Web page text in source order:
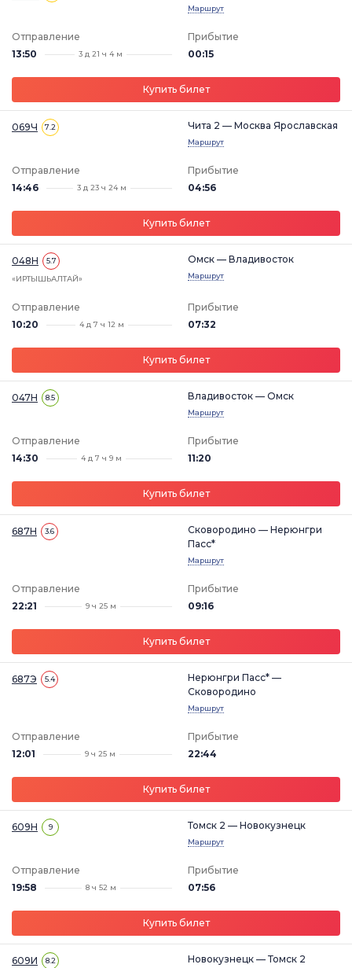
Маршрут
Отправление
13:50
3 д 21 ч 4 м
Прибытие
00:15
Купить билет
069Ч 7.2 Чита 2 — Москва Ярославская
Маршрут
Отправление
14:46
3 д 23 ч 24 м
Прибытие
04:56
Купить билет
048Н 5.7
«ИРТЫШЬАЛТАЙ»
Омск — Владивосток
Маршрут
Отправление
10:20
4 д 7 ч 12 м
Прибытие
07:32
Купить билет
047Н 8.5 Владивосток — Омск
Маршрут
Отправление
14:30
4 д 7 ч 9 м
Прибытие
11:20
Купить билет
687Н 3.6
Сковородино — Нерюнгри
Пасс*
Маршрут
Отправление
22:21
9 ч 25 м
Прибытие
09:16
Купить билет
687Э 5.4
Нерюнгри Пасс* —
Сковородино
Маршрут
Отправление
12:01
9 ч 25 м
Прибытие
22:44
Купить билет
609Н 9 Томск 2 — Новокузнецк
Маршрут
Отправление
19:58
8 ч 52 м
Прибытие
07:56
Купить билет
609И 8.2 Новокузнецк — Томск 2